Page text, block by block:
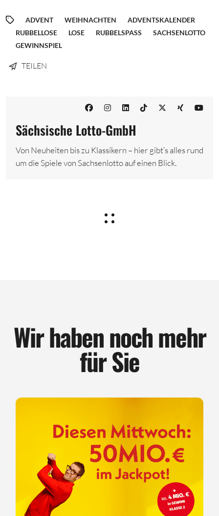
ADVENT WEIHNACHTEN
ADVENTSKALENDER
RUBBELLOSE
LOSE RUBBELSPASS
SACHSENLOTTO
GEWINNSPIEL
TEILEN
Sächsische Lotto-GmbH
Von Neuheiten bis zu Klassikern – hier gibt’s alles rund
um die Spiele von Sachsenlotto auf einen Blick.
Wir haben noch mehr
für Sie